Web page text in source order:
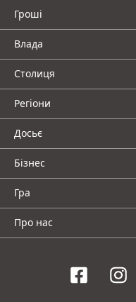
Гроші
Влада
Столиця
Регіони
Досьє
Бізнес
Гра
Про нас